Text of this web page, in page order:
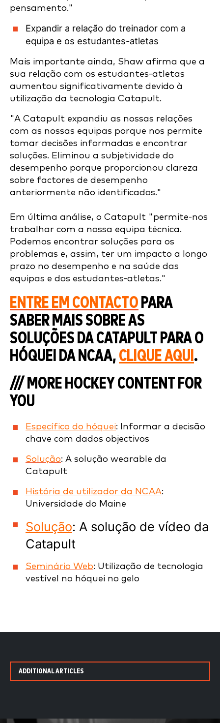
pensamento."
Expandir a relação do treinador com a
equipa e os estudantes-atletas
Mais importante ainda, Shaw afirma que a
sua relação com os estudantes-atletas
aumentou significativamente devido à
utilização da tecnologia Catapult.
"A Catapult expandiu as nossas relações
com as nossas equipas porque nos permite
tomar decisões informadas e encontrar
soluções. Eliminou a subjetividade do
desempenho porque proporcionou clareza
sobre factores de desempenho
anteriormente não identificados."
Em última análise, o Catapult "permite-nos
trabalhar com a nossa equipa técnica.
Podemos encontrar soluções para os
problemas e, assim, ter um impacto a longo
prazo no desempenho e na saúde das
equipas e dos estudantes-atletas."
ENTRE EM CONTACTO PARA
SABER MAIS SOBRE AS
SOLUÇÕES DA CATAPULT PARA O
HÓQUEI DA NCAA, CLIQUE AQUI .
/// MORE HOCKEY CONTENT FOR
YOU
Específico do hóquei: Informar a decisão
chave com dados objectivos
Solução: A solução wearable da
Catapult
História de utilizador da NCAA:
Universidade do Maine
Solução: A solução de vídeo da
Catapult
Seminário Web: Utilização de tecnologia
vestível no hóquei no gelo
ADDITIONAL ARTICLES